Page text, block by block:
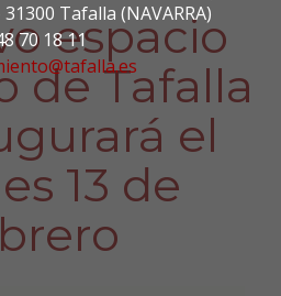
Tafalla (NAVARRA)
70 18 11espacio
de Tafalla
el
13 de